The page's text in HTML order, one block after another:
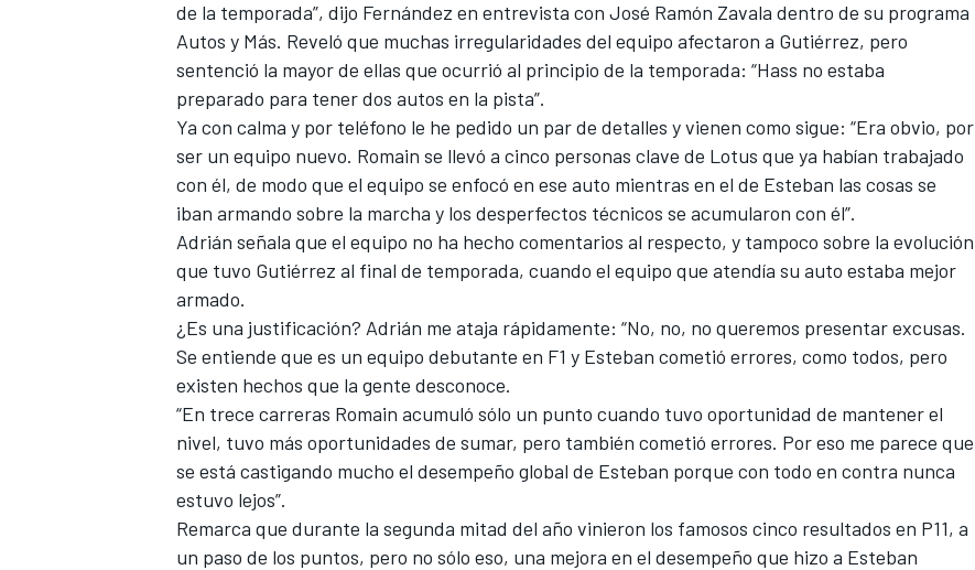
MOTOGP
NASCAR CUP
de la temporada”, dijo Fernández en entrevista con José Ramón Zavala dentro de su programa
Autos y Más. Reveló que muchas irregularidades del equipo afectaron a Gutiérrez, pero
sentenció la mayor de ellas que ocurrió al principio de la temporada: “Hass no estaba
preparado para tener dos autos en la pista”.
Ya con calma y por teléfono le he pedido un par de detalles y vienen como sigue: “Era obvio, por
ser un equipo nuevo. Romain se llevó a cinco personas clave de Lotus que ya habían trabajado
con él, de modo que el equipo se enfocó en ese auto mientras en el de Esteban las cosas se
iban armando sobre la marcha y los desperfectos técnicos se acumularon con él”.
Adrián señala que el equipo no ha hecho comentarios al respecto, y tampoco sobre la evolución
que tuvo Gutiérrez al final de temporada, cuando el equipo que atendía su auto estaba mejor
armado.
¿Es una justificación? Adrián me ataja rápidamente: “No, no, no queremos presentar excusas.
Se entiende que es un equipo debutante en F1 y Esteban cometió errores, como todos, pero
existen hechos que la gente desconoce.
“En trece carreras Romain acumuló sólo un punto cuando tuvo oportunidad de mantener el
nivel, tuvo más oportunidades de sumar, pero también cometió errores. Por eso me parece que
se está castigando mucho el desempeño global de Esteban porque con todo en contra nunca
estuvo lejos”.
Remarca que durante la segunda mitad del año vinieron los famosos cinco resultados en P11, a
un paso de los puntos, pero no sólo eso, una mejora en el desempeño que hizo a Esteban